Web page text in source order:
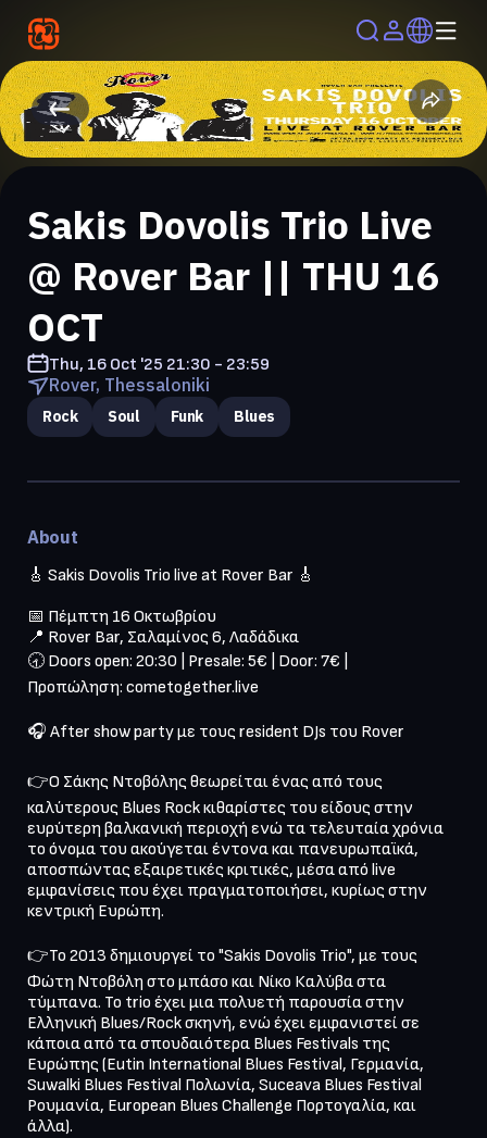
Sakis Dovolis Trio Live
@ Rover Bar || THU 16
OCT
Thu, 16 Oct '25 21:30 - 23:59
Rover, Thessaloniki
Rock Soul Funk Blues
About
🎸 Sakis Dovolis Trio live at Rover Bar 🎸
📅 Πέμπτη 16 Οκτωβρίου
📍 Rover Bar, Σαλαμίνος 6, Λαδάδικα
🕣 Doors open: 20:30 | Presale: 5€ | Door: 7€ |
Προπώληση: cometogether.live
🎧 After show party με τους resident DJs του Rover
👉Ο Σάκης Ντοβόλης θεωρείται ένας από τους
καλύτερους Blues Rock κιθαρίστες του είδους στην
ευρύτερη βαλκανική περιοχή ενώ τα τελευταία χρόνια
το όνομα του ακούγεται έντονα και πανευρωπαϊκά,
αποσπώντας εξαιρετικές κριτικές, μέσα από live
εμφανίσεις που έχει πραγματοποιήσει, κυρίως στην
κεντρική Ευρώπη.
👉Το 2013 δημιουργεί το "Sakis Dovolis Trio", με τους
Φώτη Ντοβόλη στο μπάσο και Νίκο Καλύβα στα
τύμπανα. Το trio έχει μια πολυετή παρουσία στην
Ελληνική Blues/Rock σκηνή, ενώ έχει εμφανιστεί σε
κάποια από τα σπουδαιότερα Blues Festivals της
Ευρώπης (Eutin International Blues Festival, Γερμανία,
Suwalki Blues Festival Πολωνία, Suceava Blues Festival
Ρουμανία, European Blues Challenge Πορτογαλία, και
άλλα).